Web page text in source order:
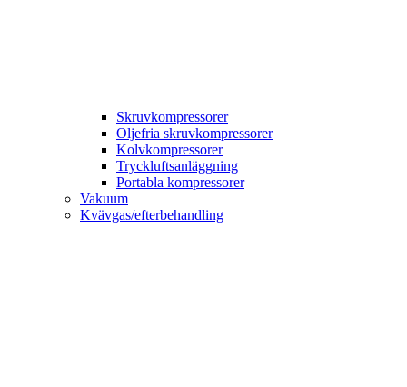
Skruvkompressorer
Oljefria skruvkompressorer
Kolvkompressorer
Tryckluftsanläggning
Portabla kompressorer
Vakuum
Kvävgas/efterbehandling